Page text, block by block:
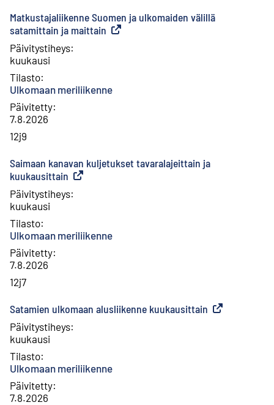
Matkustajaliikenne Suomen ja ulkomaiden välillä
satamittain ja maittain Ulkoinen linkki
Päivitystiheys:
kuukausi
Tilasto:
Ulkomaan meriliikenne
Päivitetty:
7.8.2026
12j9
Saimaan kanavan kuljetukset tavaralajeittain ja
kuukausittain Ulkoinen linkki
Päivitystiheys:
kuukausi
Tilasto:
Ulkomaan meriliikenne
Päivitetty:
7.8.2026
12j7
Satamien ulkomaan alusliikenne kuukausittain Ulkoinen linkki
Päivitystiheys:
kuukausi
Tilasto:
Ulkomaan meriliikenne
Päivitetty:
7.8.2026